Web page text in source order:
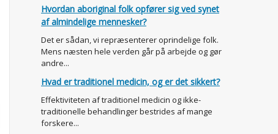
Hvordan aboriginal folk opfører sig ved synet
af almindelige mennesker?
Det er sådan, vi repræsenterer oprindelige folk.
Mens næsten hele verden går på arbejde og gør
andre...
Hvad er traditionel medicin, og er det sikkert?
Effektiviteten af traditionel medicin og ikke-
traditionelle behandlinger bestrides af mange
forskere...